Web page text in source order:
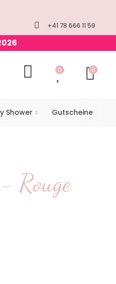
+41 78 666 11 59
0 0
Shower Gutscheine
Rouge